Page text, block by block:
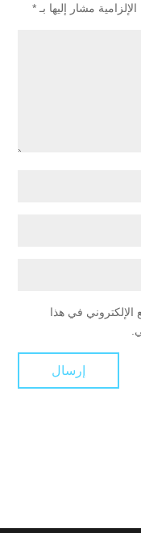
مشار إليها بـ *
الإلكتروني في هذا